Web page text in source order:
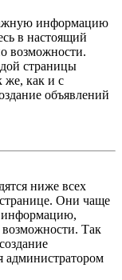
информацию
в настоящий
возможности.
страницы
же, как и с
объявлений
ниже всех
Они чаще
информацию,
Так
администратором